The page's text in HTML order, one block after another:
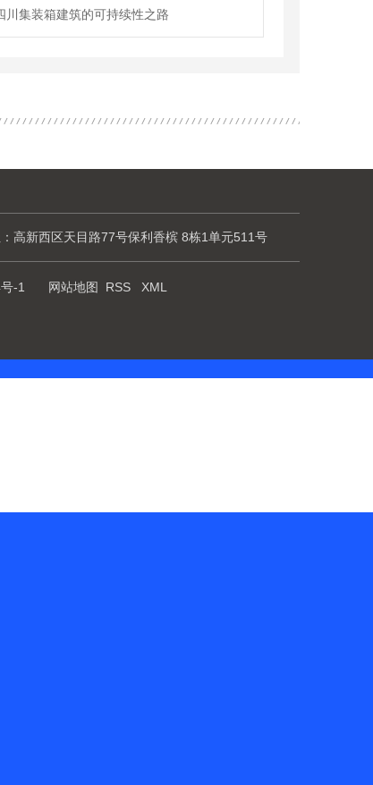
川集装箱建筑的可持续性之路
高新西区天目路77号保利香槟 8栋1单元511号
-1 网站地图 RSS
XML